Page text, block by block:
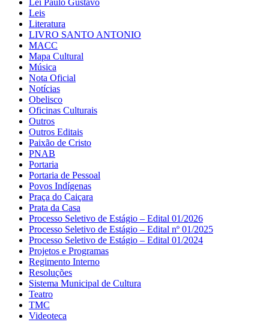
Lei Paulo Gustavo
Leis
Literatura
LIVRO SANTO ANTONIO
MACC
Mapa Cultural
Música
Nota Oficial
Notícias
Obelisco
Oficinas Culturais
Outros
Outros Editais
Paixão de Cristo
PNAB
Portaria
Portaria de Pessoal
Povos Indígenas
Praça do Caiçara
Prata da Casa
Processo Seletivo de Estágio – Edital 01/2026
Processo Seletivo de Estágio – Edital nº 01/2025
Processo Seletivo de Estágio – Edital 01/2024
Projetos e Programas
Regimento Interno
Resoluções
Sistema Municipal de Cultura
Teatro
TMC
Videoteca